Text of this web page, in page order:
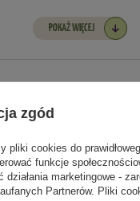
POKAŻ WIĘCEJ
lipiec sierpień
zgód
pliki cookies do
funkcje
działania marketingowe -
Partnerów. Pliki